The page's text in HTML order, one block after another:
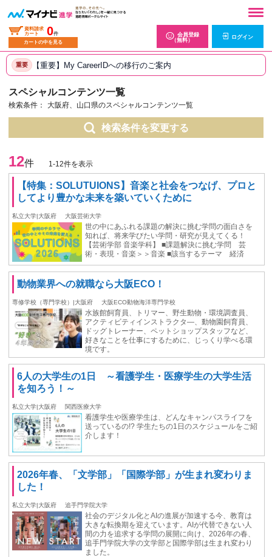
資料請求
カート
0件
カートの中を見る
会員登録
（無料）
ログイン
重要 【重要】My CareerIDへの移行のご案内
スペシャルコンテンツ一覧
検索条件： 大阪府、山口県のスペシャルコンテンツ一覧
検索条件を変更する
12件 1-12件を表示
【特集：SOLUTUIONS】音楽と社会をつなげ、プロと
してより豊かな未来を築いていくために
私立大学|大阪府 大阪芸術大学
世の中にあふれる課題の解決に挑む学問の面白さを
知れば、将来学びたい学問・研究が見えてくる！
【芸術学部 音楽学科】 ■課題解決に挑む学問 芸
術・表現・音楽＞＞音楽 ■該当するテーマ 経済
動物業界への就職なら大阪ECO！
専修学校（専門学校）|大阪府 大阪ECO動物海洋専門学校
水族館飼育員、トリマー、野生動物・環境調査員、
アクティビティインストラクタ―、動物園飼育員、
ドッグトレーナー、ペットショップスタッフなど、
好きなことを仕事にするために、じっくり学べる環
境です。
6人の大学生の1日 ～看護学生・医療学生の大学生活
を知ろう！～
私立大学|大阪府 関西医療大学
看護学生や医療学生は、どんなキャンパスライフを
送っているの!? 学生たちの1日のスケジュールをご紹
介します！
2026年春、「文学部」「国際学部」が生まれ変わりま
した！
私立大学|大阪府 追手門学院大学
社会のデジタル化とAIの進展が加速する今、教育は
大きな転換期を迎えています。AIが代替できない人
間の力を追求する学問の展開に向け、2026年の春、
追手門学院大学の文学部と国際学部は生まれ変わり
ました。